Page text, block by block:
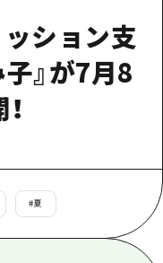
人旅行者向け情報一
ド
でご紹介！
ション支
』が7月8
#夏